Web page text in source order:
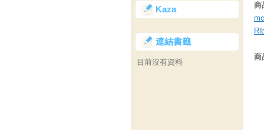
商
商
Kaza
連結書籤
目前沒有資料